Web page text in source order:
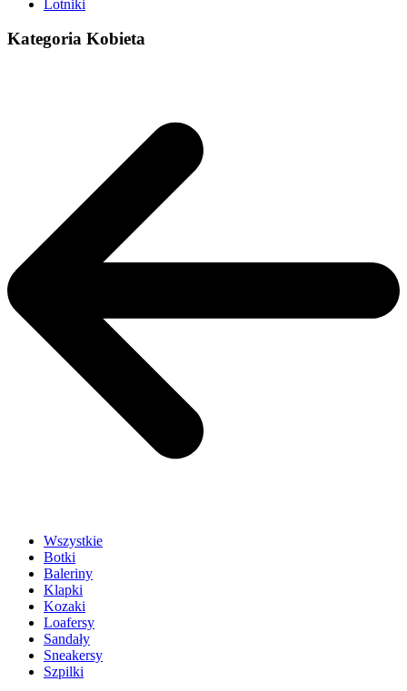
Lotniki
Kategoria Kobieta
Wszystkie
Botki
Baleriny
Klapki
Kozaki
Loafersy
Sandały
Sneakersy
Szpilki